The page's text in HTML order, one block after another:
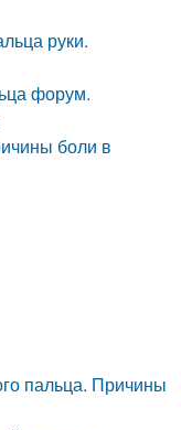
руки.
форум.
боли в
пальца. Причины